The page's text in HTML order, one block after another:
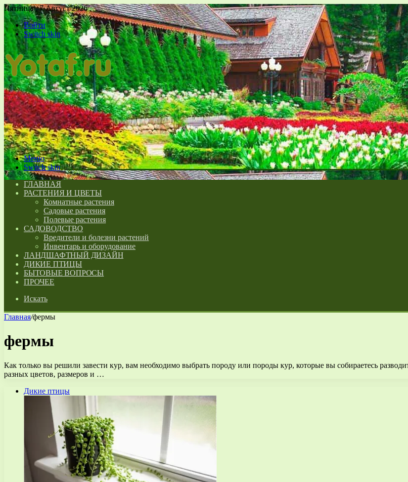
Пятница , 7 Август 2026
Войти
Switch skin
Меню
Switch skin
ГЛАВНАЯ
РАСТЕНИЯ И ЦВЕТЫ
Комнатные растения
Садовые растения
Полевые растения
САДОВОДСТВО
Вредители и болезни растений
Инвентарь и оборудование
ЛАНДШАФТНЫЙ ДИЗАЙН
ДИКИЕ ПТИЦЫ
БЫТОВЫЕ ВОПРОСЫ
ПРОЧЕЕ
Искать
Главная/фермы
фермы
Как только вы решили завести кур, вам необходимо выбрать породу или породы кур, которые вы собираетесь
разных цветов, размеров и …
Дикие птицы